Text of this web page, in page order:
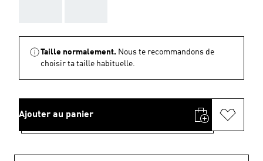
Taille normalement. Nous te recommandons de
choisir ta taille habituelle.
Ajouter au panier